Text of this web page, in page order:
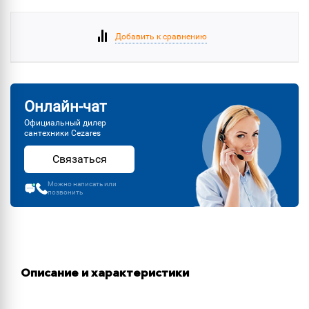
Добавить к сравнению
Онлайн-чат
Официальный дилер
сантехники Cezares
Связаться
Можно написать или
позвонить
Описание и характеристики